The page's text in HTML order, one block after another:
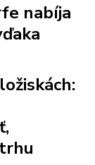
nabíja